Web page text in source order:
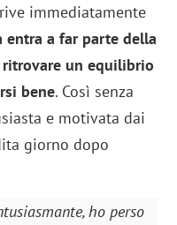
immediatamente
entra a far parte della
un equilibrio
bene. Così senza
e motivata dai
giorno dopo
ho perso